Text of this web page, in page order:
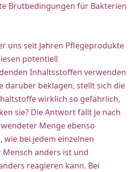
Brutbedingungen für Bakterien
uns seit Jahren Pflegeprodukte
potentiell
Inhaltsstoffen verwenden
darüber beklagen, stellt sich die
wirklich so gefährlich,
sie? Die Antwort fällt je nach
Menge ebenso
wie bei jedem einzelnen
Mensch anders ist und
reagieren kann. Bei